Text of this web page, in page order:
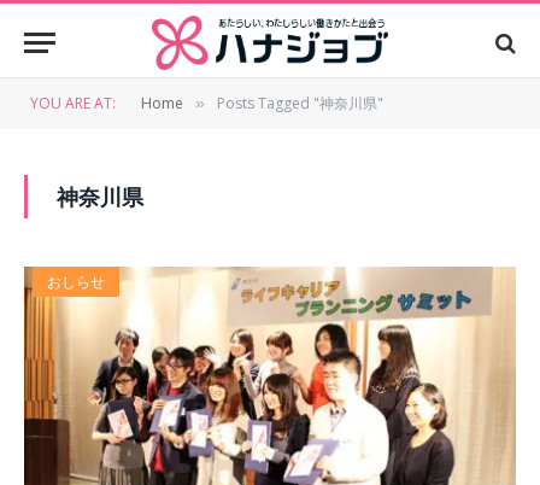
YOU ARE AT: Home » Posts Tagged "神奈川県"
神奈川県
おしらせ